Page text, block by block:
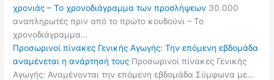
χρονιάς – Το χρονοδιάγραμμα των προσλήψεων 30.000
αναπληρωτές πριν από το πρώτο κουδούνι – Το
χρονοδιάγραμμα…
Προσωρινοί πίνακες Γενικής Αγωγής: Την επόμενη εβδομάδα
αναμένεται η ανάρτησή τους Προσωρινοί πίνακες Γενικής
Αγωγής: Αναμένονται την επόμενη εβδομάδα Σύμφωνα με…